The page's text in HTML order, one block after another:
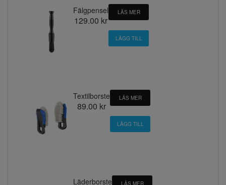
Fälgpensel
129.00 kr
LÄS MER
Textilborste
89.00 kr
LÄS MER
Läderborste